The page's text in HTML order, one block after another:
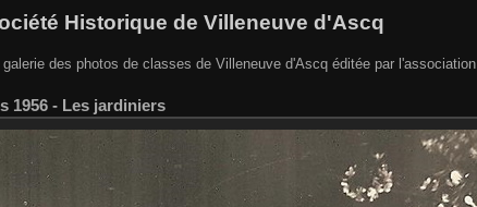
Historique de Villeneuve d'Ascq
galerie des photos de classes de Villeneuve d'Ascq éditée par l'association
1956 - Les jardiniers